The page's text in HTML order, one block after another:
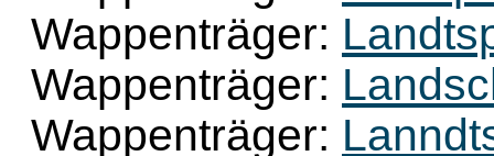
Wappenträger:
Wappenträger:
Wappenträger: